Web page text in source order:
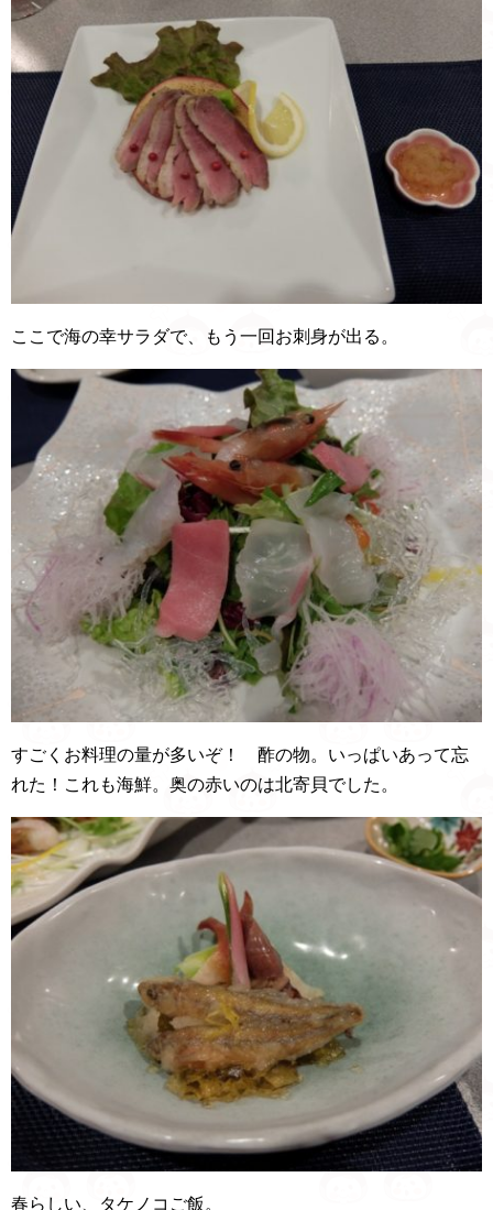
ここで海の幸サラダで、もう一回お刺身が出る。
すごくお料理の量が多いぞ！ 酢の物。いっぱいあって忘
れた！これも海鮮。奥の赤いのは北寄貝でした。
春らしい、タケノコご飯。